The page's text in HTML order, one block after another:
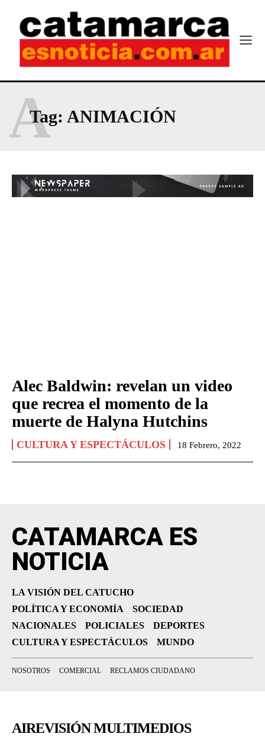
Tag: ANIMACIÓN
A
Alec Baldwin: revelan un video
que recrea el momento de la
muerte de Halyna Hutchins
CULTURA Y ESPECTÁCULOS 18 Febrero, 2022
CATAMARCA ES
NOTICIA
LA VISIÓN DEL CATUCHO
POLÍTICA Y ECONOMÍA
SOCIEDAD
NACIONALES
POLICIALES
DEPORTES
CULTURA Y ESPECTÁCULOS
MUNDO
NOSOTROS COMERCIAL RECLAMOS CIUDADANO
AIREVISIÓN MULTIMEDIOS